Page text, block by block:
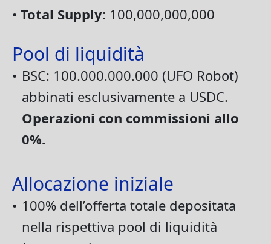
• Total Supply: 100,000,000,000
Pool di liquidità
• BSC: 100.000.000.000 (UFO Robot)
abbinati esclusivamente a USDC.
Operazioni con commissioni allo
0%.
Allocazione iniziale
• 100% dell’offerta totale depositata
nella rispettiva pool di liquidità